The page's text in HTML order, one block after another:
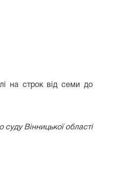
на строк від семи до
Вінницької області